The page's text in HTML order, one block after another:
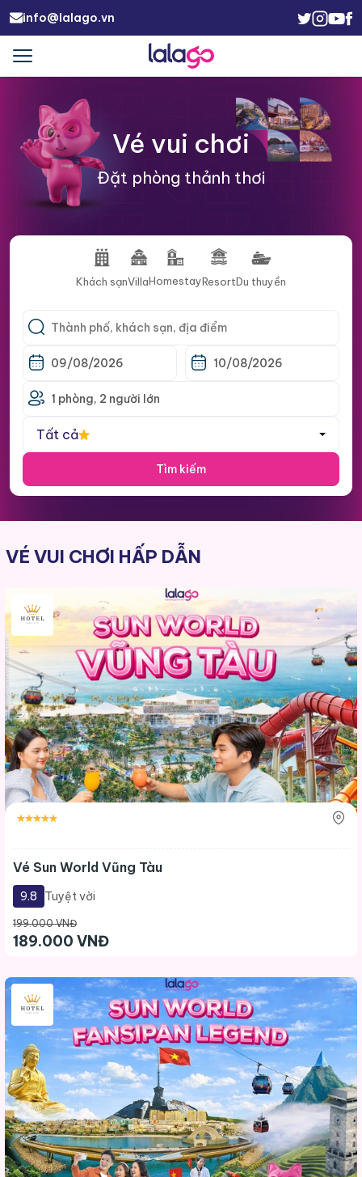
info@lalago.vn
Menu
Trigger
Vé vui chơi
Đặt phòng thảnh thơi
Khách sạnVillaHomestayResortDu thuyền
Tất cả
Tìm kiếm
VÉ VUI CHƠI HẤP DẪN
Vé Sun World Vũng Tàu
9.8 Tuyệt vời
199.000 VNĐ
189.000 VNĐ